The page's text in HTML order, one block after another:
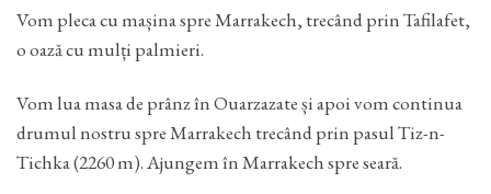
Vom pleca cu mașina spre Marrakech, trecând prin Tafilafet,
o oază cu mulți palmieri.
Vom lua masa de prânz în Ouarzazate și apoi vom continua
drumul nostru spre Marrakech trecând prin pasul Tiz-n-
Tichka (2260 m). Ajungem în Marrakech spre seară.